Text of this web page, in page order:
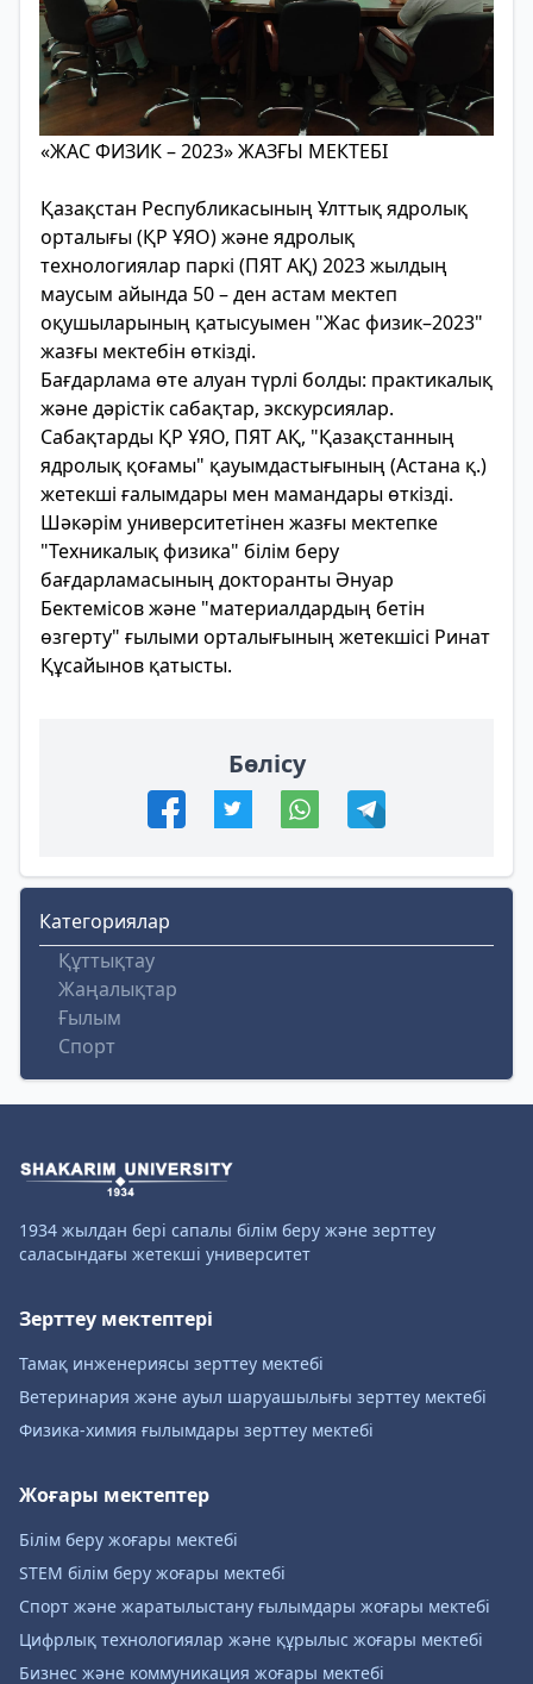
«ЖАС ФИЗИК – 2023» ЖАЗҒЫ МЕКТЕБІ
Қазақстан Республикасының Ұлттық ядролық
орталығы (ҚР ҰЯО) және ядролық
технологиялар паркі (ПЯТ АҚ) 2023 жылдың
маусым айында 50 – ден астам мектеп
оқушыларының қатысуымен "Жас физик–2023"
жазғы мектебін өткізді.
Бағдарлама өте алуан түрлі болды: практикалық
және дәрістік сабақтар, экскурсиялар.
Сабақтарды ҚР ҰЯО, ПЯТ АҚ, "Қазақстанның
ядролық қоғамы" қауымдастығының (Астана қ.)
жетекші ғалымдары мен мамандары өткізді.
Шәкәрім университетінен жазғы мектепке
"Техникалық физика" білім беру
бағдарламасының докторанты Әнуар
Бектемісов және "материалдардың бетін
өзгерту" ғылыми орталығының жетекшісі Ринат
Құсайынов қатысты.
Бөлісу
Категориялар
Құттықтау
Жаңалықтар
Ғылым
Спорт
1934 жылдан бері сапалы білім беру және зерттеу
саласындағы жетекші университет
Зерттеу мектептері
Тамақ инженериясы зерттеу мектебі
Ветеринария және ауыл шаруашылығы зерттеу мектебі
Физика-химия ғылымдары зерттеу мектебі
Жоғары мектептер
Білім беру жоғары мектебі
STEM білім беру жоғары мектебі
Спорт және жаратылыстану ғылымдары жоғары мектебі
Цифрлық технологиялар және құрылыс жоғары мектебі
Бизнес және коммуникация жоғары мектебі